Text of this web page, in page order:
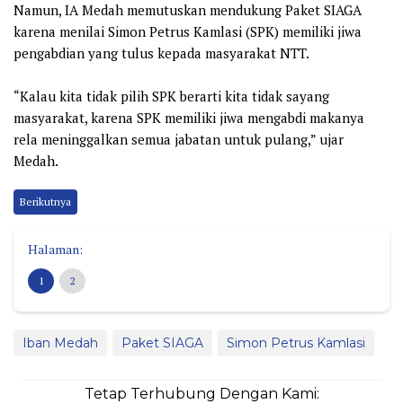
Namun, IA Medah memutuskan mendukung Paket SIAGA
karena menilai Simon Petrus Kamlasi (SPK) memiliki jiwa
pengabdian yang tulus kepada masyarakat NTT.
“Kalau kita tidak pilih SPK berarti kita tidak sayang
masyarakat, karena SPK memiliki jiwa mengabdi makanya
rela meninggalkan semua jabatan untuk pulang,” ujar
Medah.
Berikutnya
Halaman:
1 2
Iban Medah Paket SIAGA Simon Petrus Kamlasi
Tetap Terhubung Dengan Kami: